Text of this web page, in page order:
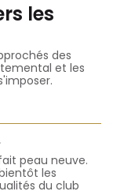
les
des
et les
peau neuve.
les
du club